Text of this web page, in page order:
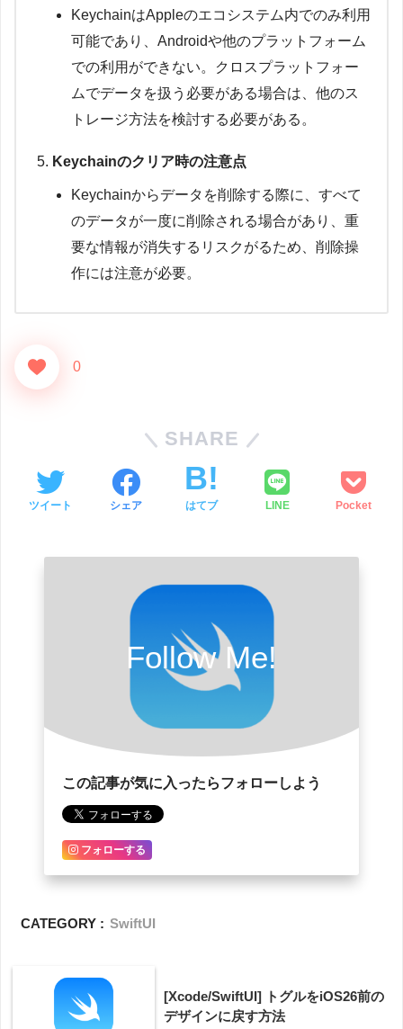
KeychainはAppleのエコシステム内でのみ利用
可能であり、Androidや他のプラットフォーム
での利用ができない。クロスプラットフォー
ムでデータを扱う必要がある場合は、他のス
トレージ方法を検討する必要がある。
Keychainのクリア時の注意点
Keychainからデータを削除する際に、すべて
のデータが一度に削除される場合があり、重
要な情報が消失するリスクがるため、削除操
作には注意が必要。
0
SHARE
ツイート シェア はてブ LINE Pocket
Follow Me!
この記事が気に入ったらフォローしよう
フォローする
CATEGORY : SwiftUI
[Xcode/SwiftUI] トグルをiOS26前の
デザインに戻す方法